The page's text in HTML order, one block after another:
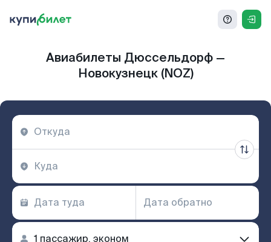
Авиабилеты Дюссельдорф —
Новокузнецк (NOZ)